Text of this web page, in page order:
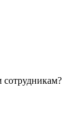
сотрудникам?